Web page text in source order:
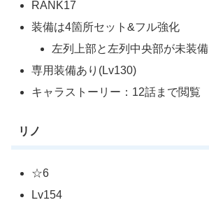
RANK17
装備は4箇所セット&フル強化
左列上部と左列中央部が未装備
専用装備あり(Lv130)
キャラストーリー：12話まで閲覧
リノ
☆6
Lv154